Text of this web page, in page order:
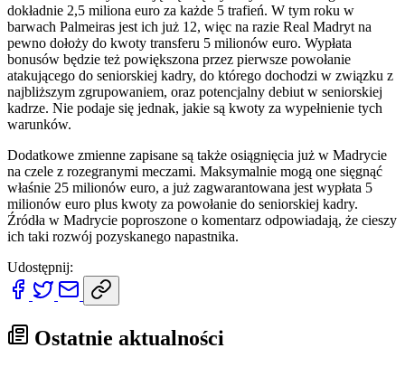
dokładnie 2,5 miliona euro za każde 5 trafień. W tym roku w
barwach Palmeiras jest ich już 12, więc na razie Real Madryt na
pewno dołoży do kwoty transferu 5 milionów euro. Wypłata
bonusów będzie też powiększona przez pierwsze powołanie
atakującego do seniorskiej kadry, do którego dochodzi w związku z
najbliższym zgrupowaniem, oraz potencjalny debiut w seniorskiej
kadrze. Nie podaje się jednak, jakie są kwoty za wypełnienie tych
warunków.
Dodatkowe zmienne zapisane są także osiągnięcia już w Madrycie
na czele z rozegranymi meczami. Maksymalnie mogą one sięgnąć
właśnie 25 milionów euro, a już zagwarantowana jest wypłata 5
milionów euro plus kwoty za powołanie do seniorskiej kadry.
Źródła w Madrycie poproszone o komentarz odpowiadają, że cieszy
ich taki rozwój pozyskanego napastnika.
Udostępnij:
Ostatnie aktualności